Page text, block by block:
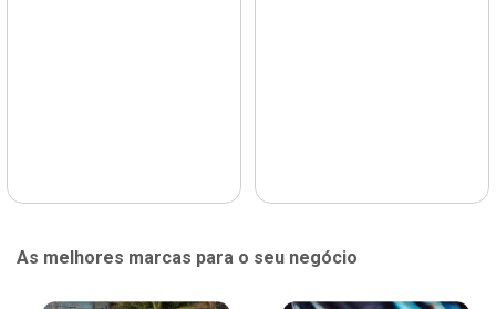
As melhores marcas para o seu negócio